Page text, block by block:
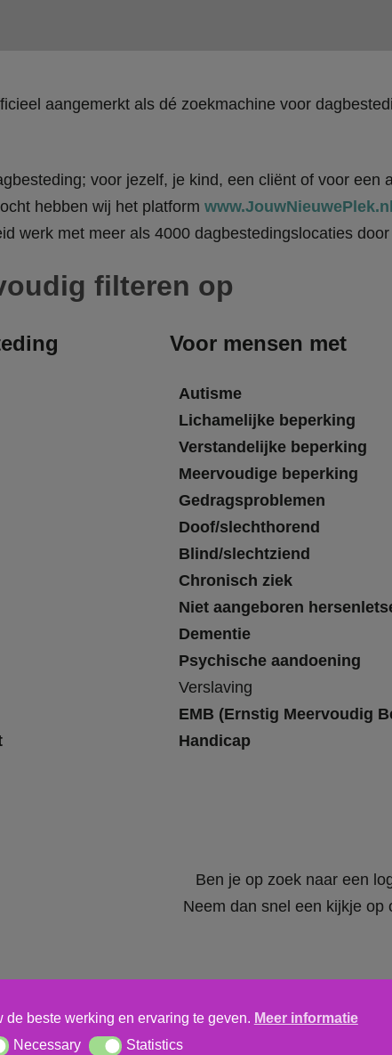
aangemerkt als dé zoekmachine voor
voor jezelf, je kind, een cliënt of voor
hebben wij het platform www.JouwNieuwePlek.nl
werk met meer als 4000 dagbestedingslocaties
filteren op
Voor mensen met
Autisme
Lichamelijke beperking
Verstandelijke beperking
Meervoudige beperking
Gedragsproblemen
Doof/slechthorend
Blind/slechtziend
Chronisch ziek
Niet aangeboren
Dementie
Psychische aandoening
Verslaving
EMB (Ernstig Meervoudig
Handicap
Ben je op zoek naar een
Neem dan snel een kijkje op
Algemene voorwaarden
beste werking en ervaring te geven. Meer informatie
Necessary StatisticsStatistics